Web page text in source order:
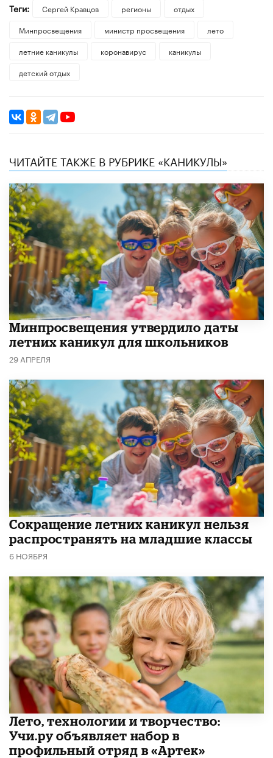
Теги:
Сергей Кравцов регионы
отдых
Минпросвещения
министр просвещения
лето
летние каникулы
коронавирус
каникулы
детский отдых
ЧИТАЙТЕ ТАКЖЕ В РУБРИКЕ «КАНИКУЛЫ»
Минпросвещения утвердило даты
летних каникул для школьников
29 АПРЕЛЯ
Сокращение летних каникул нельзя
распространять на младшие классы
6 НОЯБРЯ
Лето, технологии и творчество:
Учи.ру объявляет набор в
профильный отряд в «Артек»